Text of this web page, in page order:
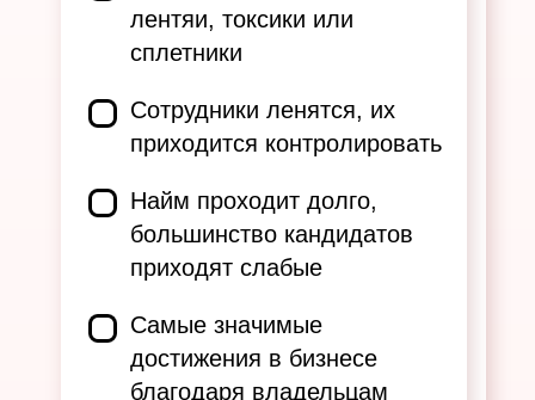
лентяи, токсики или
сплетники
Сотрудники ленятся, их
приходится контролировать
Найм проходит долго,
большинство кандидатов
приходят слабые
Самые значимые
достижения в бизнесе
благодаря владельцам